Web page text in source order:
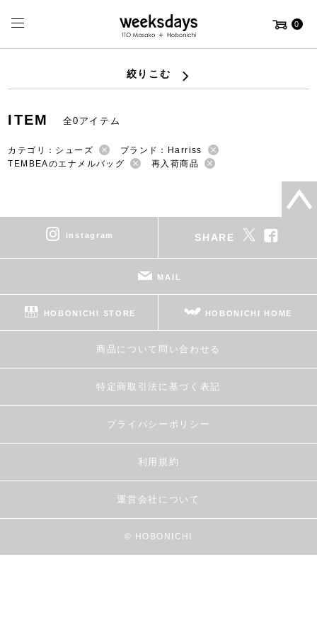
0
絞りこむ
ITEM 全0アイテム
カテゴリ：シューズ
ブランド：Harriss
TEMBEAのエナメルバッグ
再入荷商品
instagram SHARE
MAIL
HOBONICHI STORE HOBONICHI HOME
商品について問い合わせる
特定商取引法に基づく表記
プライバシーポリシー
利用規約
運営会社について
© HOBONICHI